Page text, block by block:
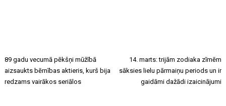
89 gadu vecumā pēkšņi mūžībā
aizsaukts bērnības aktieris, kurš bija
redzams vairākos seriālos
14. marts: trijām zodiaka zīmēm
sāksies lielu pārmaiņu periods un ir
gaidāmi dažādi izaicinājumi